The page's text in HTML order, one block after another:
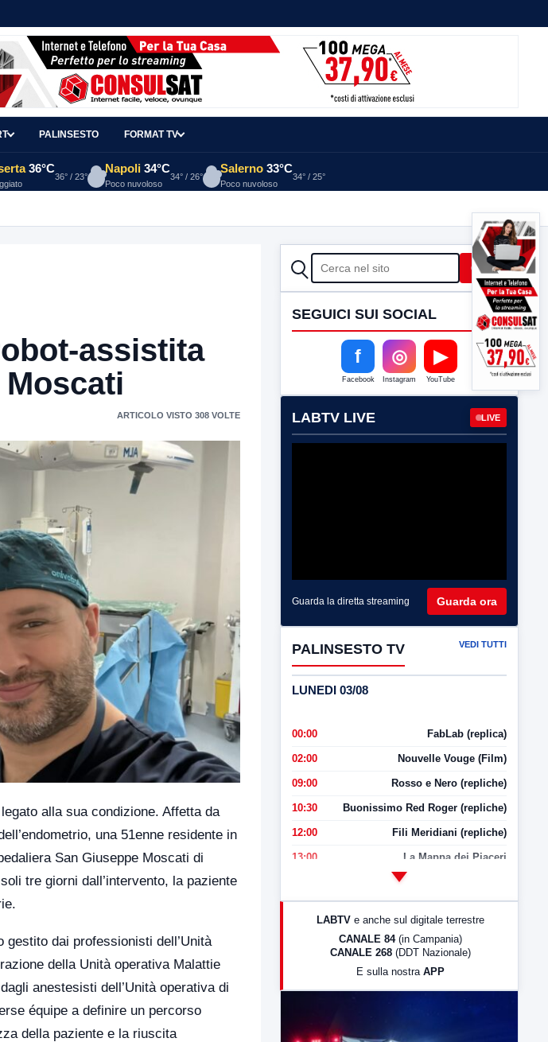
PALINSESTO FORMAT TV
36°C
36° / 23°
Napoli 34°C
Poco nuvoloso
34° / 26°
Salerno 33°C
Poco nuvoloso
34° / 25°
assistita
ARTICOLO VISTO 308 VOLTE
alla sua condizione. Affetta da
una 51enne residente in
San Giuseppe Moscati di
tre giorni dall’intervento, la paziente
dai professionisti dell’Unità
della Unità operativa Malattie
anestesisti dell’Unità operativa di
équipe a definire un percorso
della paziente e la riuscita
CERCA Cerca
SEGUICI SUI SOCIAL
f
Facebook
◎
Instagram
▶
YouTube
LABTV LIVE LIVE
Guarda la diretta streaming Guarda ora
PALINSESTO TV VEDI TUTTI
LUNEDI 03/08
00:00 FabLab (replica)
02:00 Nouvelle Vouge (Film)
09:00 Rosso e Nero (repliche)
10:30 Buonissimo Red Roger (repliche)
12:00 Fili Meridiani (repliche)
13:00 La Mappa dei Piaceri
LabNews (Diretta)
LABTV e anche sul digitale terrestre
CANALE 84 (in Campania)
CANALE 268 (DDT Nazionale)
E sulla nostra APP